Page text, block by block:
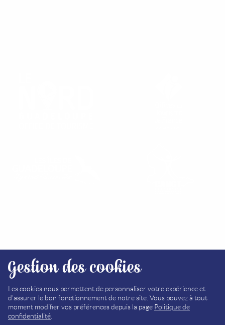
PLAN DU SITE
MÉDIATHÈQUE
MENTIONS LÉGALES
Gestion des cookies
Les cookies nous permettent de personnaliser votre expérience et
d'assurer le bon fonctionnement de notre site. Vous pouvez à tout
moment modifier vos préférences depuis la page Politique de
confidentialité